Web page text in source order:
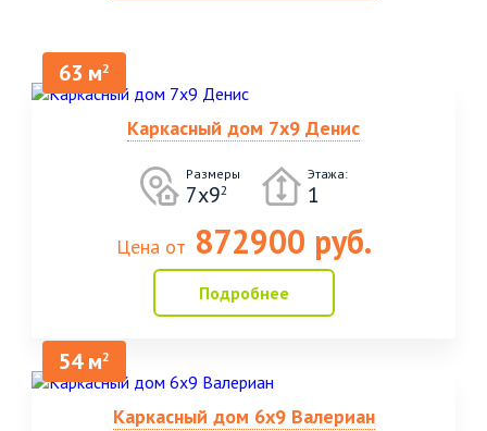
63 м2
Каркасный дом 7х9 Денис
Размеры
7х92
Этажа:
1
Цена от 872900 руб.
Подробнее
54 м2
Каркасный дом 6х9 Валериан